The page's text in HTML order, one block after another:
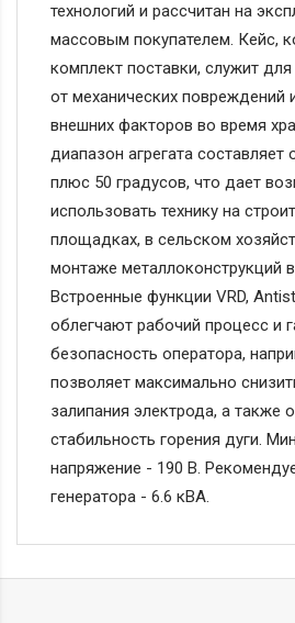
технологий и рассчитан на
массовым покупателем. Кейс,
комплект поставки, служит
от механических повреждений
внешних факторов во время
диапазон агрегата составляет
плюс 50 градусов, что дает
использовать технику на
площадках, в сельском
монтаже металлоконструкций
Встроенные функции VRD,
облегчают рабочий процесс и
безопасность оператора,
позволяет максимально
залипания электрода, а также
стабильность горения дуги.
напряжение - 190 В.
генератора - 6.6 кВА.